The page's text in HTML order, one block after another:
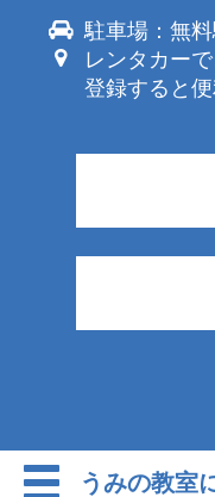
駐車場：無
レンタカー
登録すると便
うみの教室